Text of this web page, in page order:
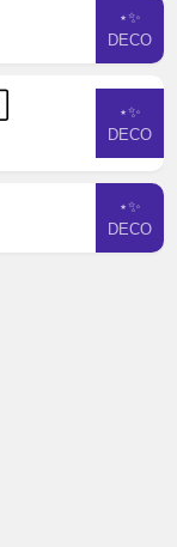
⋆✨
DECO
⋆✨
DECO
⋆✨
DECO